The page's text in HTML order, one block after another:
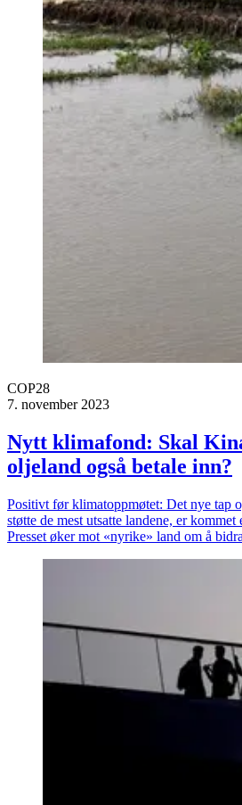
COP28
7. november 2023
Nytt klimafond: Skal
oljeland også betale inn?
Positivt før klimatoppmøtet: Det nye tap
støtte de mest utsatte landene, er
Presset øker mot «nyrike» land om å